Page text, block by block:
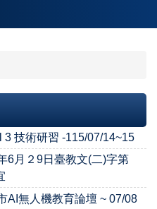
3 技術研習 -115/07/14~15
6月２9日臺教文(二)字第
AI無人機教育論壇 ~ 07/08